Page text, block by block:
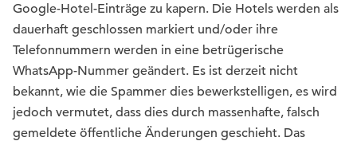
Google-Hotel-Einträge zu kapern. Die Hotels werden als
dauerhaft geschlossen markiert und/oder ihre
Telefonnummern werden in eine betrügerische
WhatsApp-Nummer geändert. Es ist derzeit nicht
bekannt, wie die Spammer dies bewerkstelligen, es wird
jedoch vermutet, dass dies durch massenhafte, falsch
gemeldete öffentliche Änderungen geschieht. Das